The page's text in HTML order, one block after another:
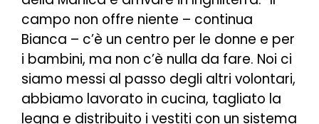
campo non offre niente – continua
Bianca – c’è un centro per le donne e per
i bambini, ma non c’è nulla da fare. Noi ci
siamo messi al passo degli altri volontari,
abbiamo lavorato in cucina, tagliato la
legna e distribuito i vestiti con un sistema